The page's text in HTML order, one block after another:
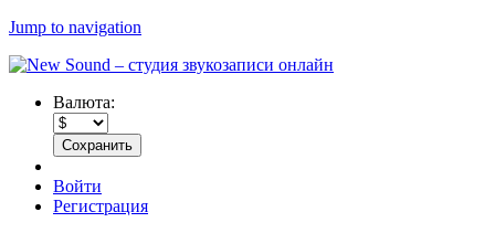
Jump to navigation
Валюта:
Войти
Регистрация